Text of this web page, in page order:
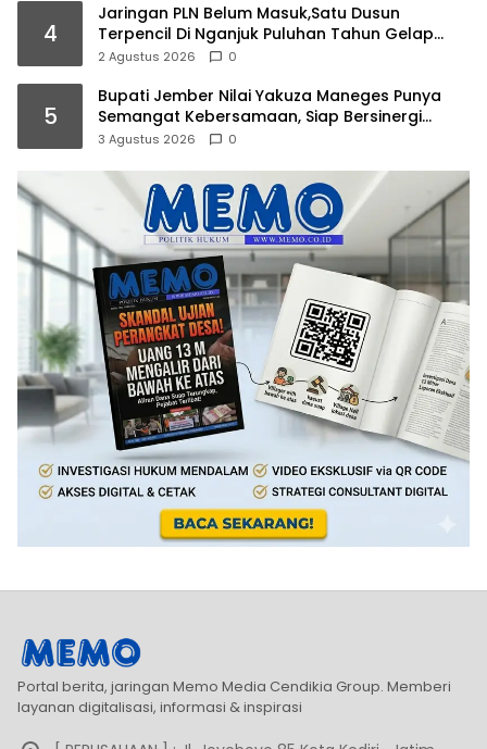
4
Jaringan PLN Belum Masuk,Satu Dusun
Terpencil Di Nganjuk Puluhan Tahun Gelap
Gulita
2 Agustus 2026 0
5
Bupati Jember Nilai Yakuza Maneges Punya
Semangat Kebersamaan, Siap Bersinergi
Bangun Daerah
3 Agustus 2026 0
Portal berita, jaringan Memo Media Cendikia Group. Memberi
layanan digitalisasi, informasi & inspirasi